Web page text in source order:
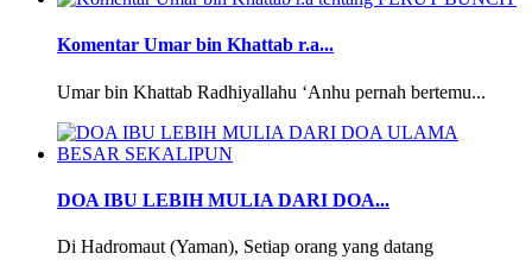
Komentar Umar bin Khattab r.a...
Umar bin Khattab Radhiyallahu ‘Anhu pernah bertemu...
DOA IBU LEBIH MULIA DARI DOA...
Di Hadromaut (Yaman), Setiap orang yang datang